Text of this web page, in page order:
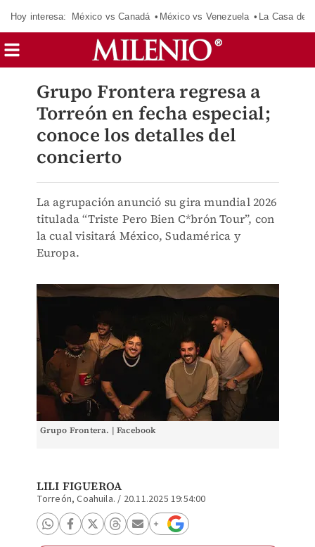
Hoy interesa: México vs Canadá México vs Venezuela La Casa de
Grupo Frontera regresa a
Torreón en fecha especial;
conoce los detalles del
concierto
La agrupación anunció su gira mundial 2026
titulada “Triste Pero Bien C*brón Tour”, con
la cual visitará México, Sudamérica y
Europa.
Grupo Frontera. | Facebook
LILI FIGUEROA
Torreón, Coahuila. / 20.11.2025 19:54:00